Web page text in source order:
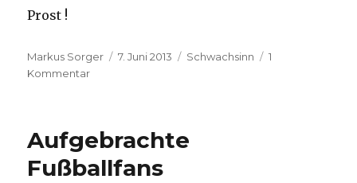
Prost !
Autor
Markus Sorger
Veröffentlicht
7. Juni 2013 Kategorien
Schwachsinn
1
Kommentarzu
Aufgebrachte
Fußballfans